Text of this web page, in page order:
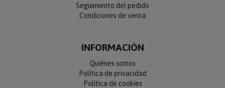
Seguimiento del pedido
Condiciones de venta
INFORMACIÓN
Quiénes somos
Política de privacidad
Política de cookies